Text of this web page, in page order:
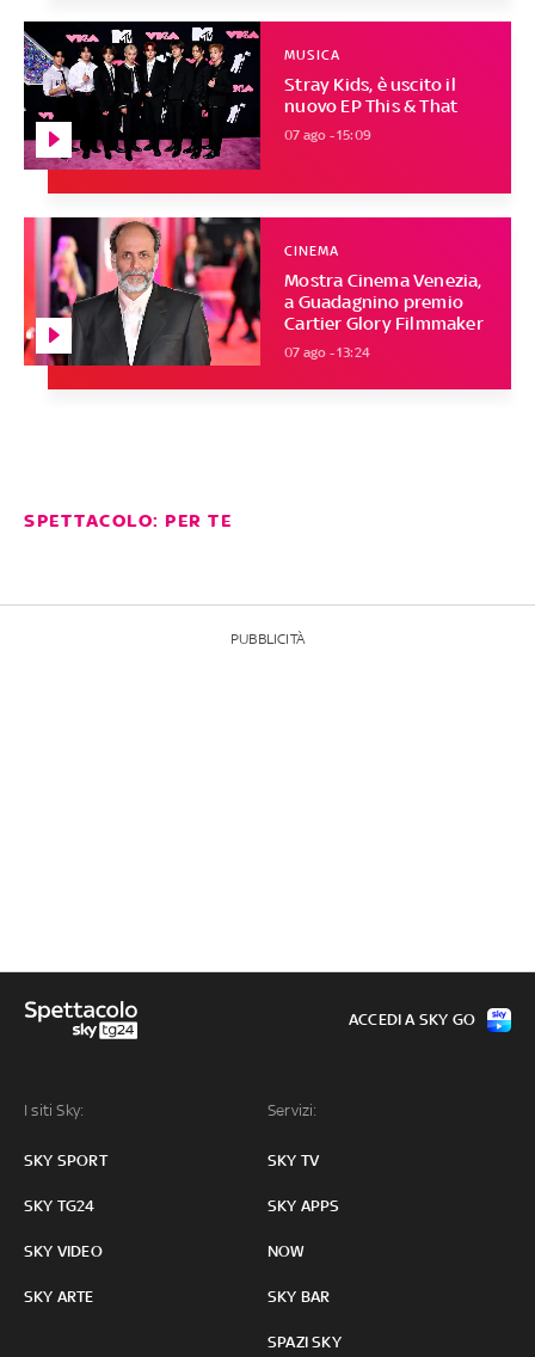
Stray Kids, è uscito il
nuovo EP This & That
MUSICA
07 ago - 15:09
Mostra Cinema Venezia,
a Guadagnino premio
Cartier Glory Filmmaker
CINEMA
07 ago - 13:24
SPETTACOLO: PER TE
PUBBLICITÀ
I siti Sky:
SKY SPORT
SKY TG24
SKY VIDEO
SKY ARTE
Servizi:
SKY TV
SKY APPS
NOW
SKY BAR
SPAZI SKY
ACCEDI A SKY GO